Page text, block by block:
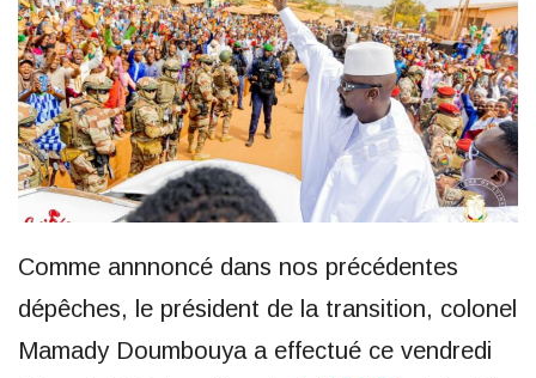
Comme annnoncé dans nos précédentes
dépêches, le président de la transition, colonel
Mamady Doumbouya a effectué ce vendredi